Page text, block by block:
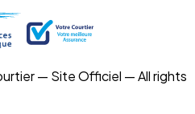
— Site Officiel — All rights